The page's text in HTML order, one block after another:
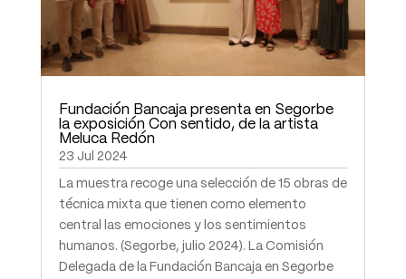
Fundación Bancaja presenta en Segorbe
la exposición Con sentido, de la artista
Meluca Redón
23 Jul 2024
La muestra recoge una selección de 15 obras de
técnica mixta que tienen como elemento
central las emociones y los sentimientos
humanos. (Segorbe, julio 2024). La Comisión
Delegada de la Fundación Bancaja en Segorbe